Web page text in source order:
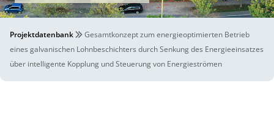
Projektdatenbank
Gesamtkonzept zum energieoptimierten Betrieb
eines galvanischen Lohnbeschichters durch Senkung des Energieeinsatzes
über intelligente Kopplung und Steuerung von Energieströmen